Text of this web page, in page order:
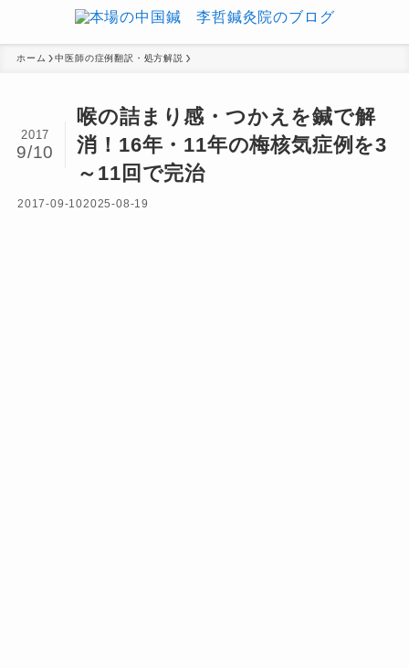
ホーム 中医師の症例翻訳・処方解説
喉の詰まり感・つかえを鍼で解
消！16年・11年の梅核気症例を3
～11回で完治
2017
9/10
2017-09-102025-08-19